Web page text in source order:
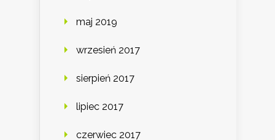
maj 2019
wrzesień 2017
sierpień 2017
lipiec 2017
czerwiec 2017